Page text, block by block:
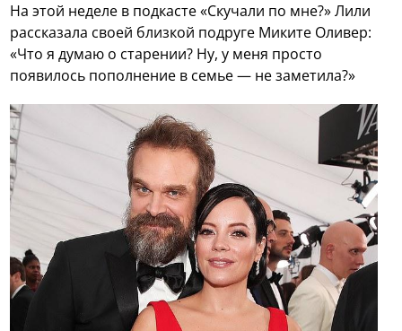
На этой неделе в подкасте «Скучали по мне?» Лили
рассказала своей близкой подруге Миките Оливер:
«Что я думаю о старении? Ну, у меня просто
появилось пополнение в семье — не заметила?»